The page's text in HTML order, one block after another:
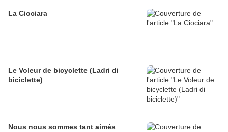
La Ciociara
Le Voleur de bicyclette (Ladri di
biciclette)
Nous nous sommes tant aimés